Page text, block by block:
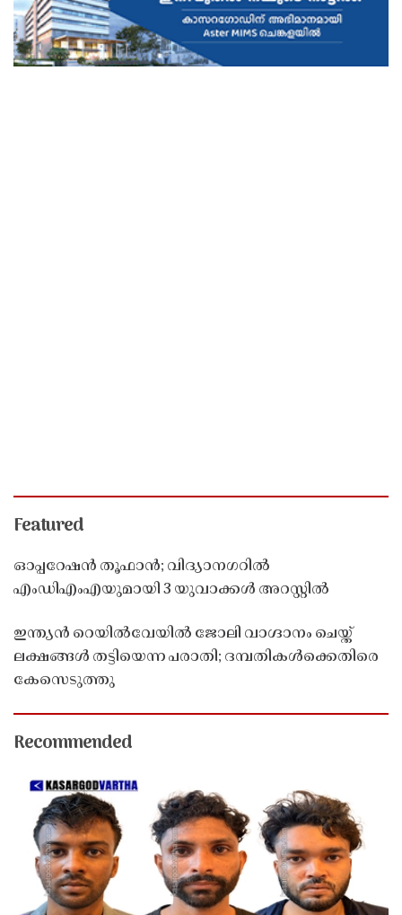
Featured
ഓപ്പറേഷൻ തൂഫാൻ; വിദ്യാനഗറിൽ
എംഡിഎംഎയുമായി 3 യുവാക്കൾ അറസ്റ്റിൽ
ഇന്ത്യൻ റെയിൽവേയിൽ ജോലി വാഗ്ദാനം ചെയ്ത്
ലക്ഷങ്ങൾ തട്ടിയെന്ന പരാതി; ദമ്പതികൾക്കെതിരെ
കേസെടുത്തു
Recommended